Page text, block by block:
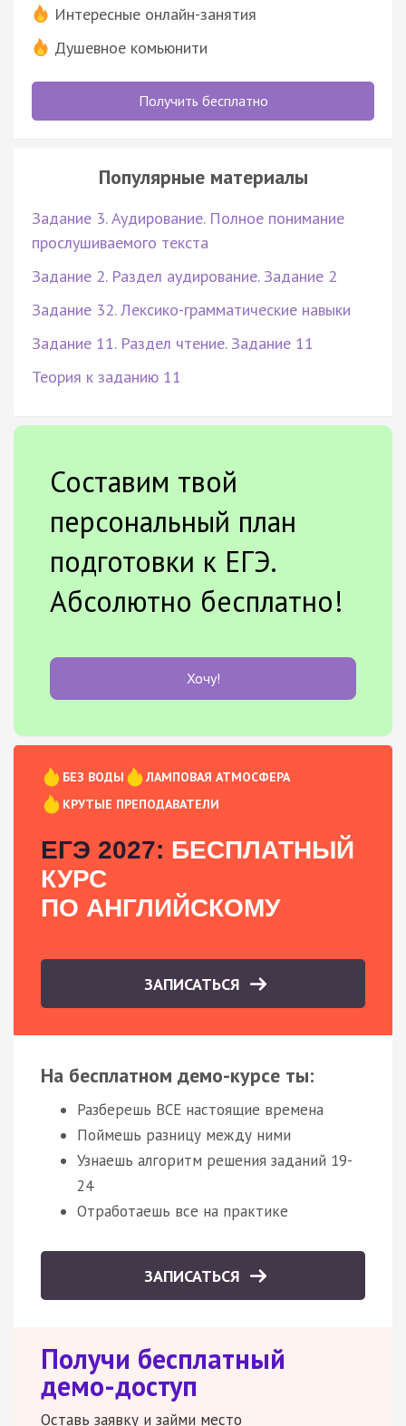
Интересные онлайн-занятия
Душевное комьюнити
Получить бесплатно
Популярные материалы
Задание 3. Аудирование. Полное понимание
прослушиваемого текста
Задание 2. Раздел аудирование. Задание 2
Задание 32. Лексико-грамматические навыки
Задание 11. Раздел чтение. Задание 11
Теория к заданию 11
Составим твой
персональный план
подготовки к ЕГЭ.
Абсолютно бесплатно!
Хочу!
БЕЗ ВОДЫ
ЛАМПОВАЯ АТМОСФЕРА
КРУТЫЕ ПРЕПОДАВАТЕЛИ
ЕГЭ 2027: БЕСПЛАТНЫЙ
КУРС
ПО АНГЛИЙСКОМУ
ЗАПИСАТЬСЯ
На бесплатном демо-курсе ты:
Разберешь ВСЕ настоящие времена
Поймешь разницу между ними
Узнаешь алгоритм решения заданий 19-
24
Отработаешь все на практике
ЗАПИСАТЬСЯ
Получи бесплатный
демо-доступ
Оставь заявку и займи место